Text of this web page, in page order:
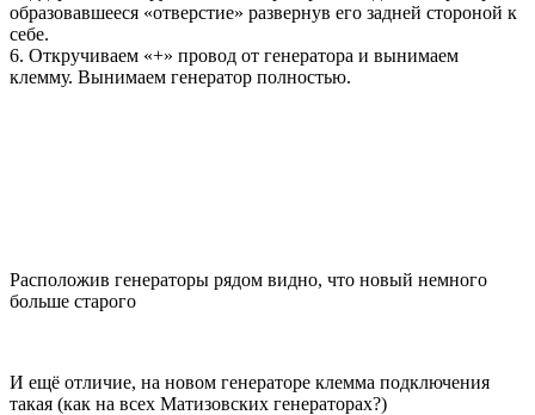
образовавшееся «отверстие» развернув его задней стороной к
себе.
6. Откручиваем «+» провод от генератора и вынимаем
клемму. Вынимаем генератор полностью.
Расположив генераторы рядом видно, что новый немного
больше старого
И ещё отличие, на новом генераторе клемма подключения
такая (как на всех Матизовских генераторах?)